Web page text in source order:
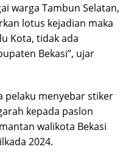
warga Tambun Selatan,
lotus kejadian maka
Kota, tidak ada
Bekasi”, ujar
pelaku menyebar stiker
kepada paslon
walikota Bekasi
2024.